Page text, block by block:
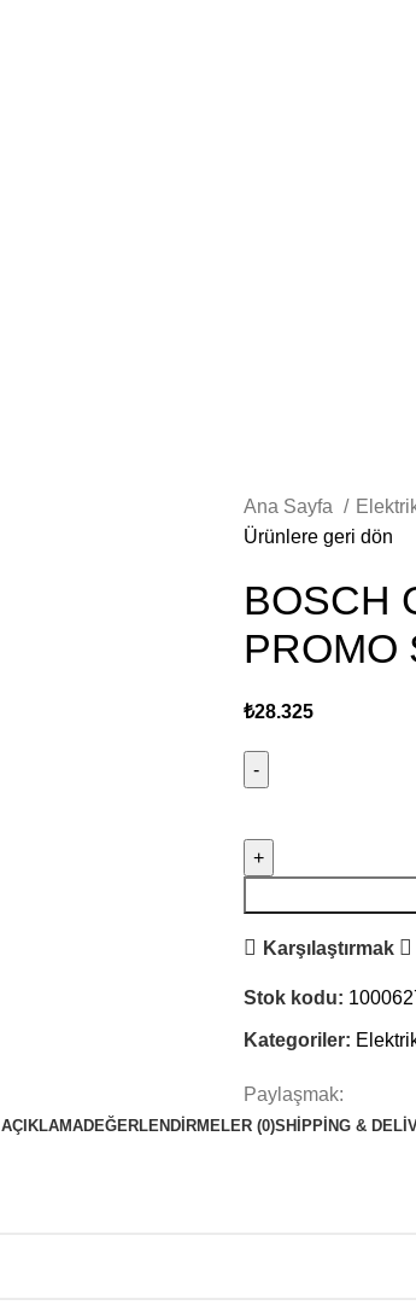
Ana Sayfa
Ürünlere geri dön
BOSCH
PROMO
₺28.325
Karşılaştırmak
Stok kodu:
Kategoriler:
Paylaşmak:
AÇIKLAMADEĞERLENDIRMELER (0)SHIPPING &